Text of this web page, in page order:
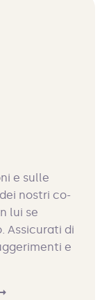
e sulle
nostri co-
lui se
Assicurati di
e